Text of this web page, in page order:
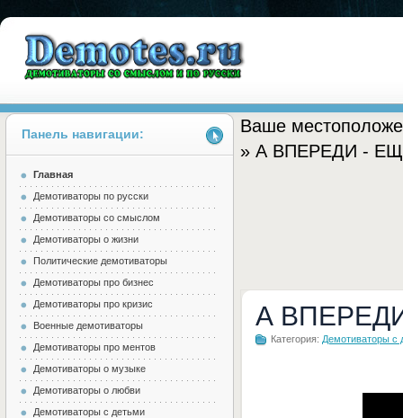
Demotes.ru
Ваше
» А ВПЕРЕДИ -
А
Категория: Демотиваторы с
Панель навигации:
Главная
Демотиваторы по русски
Демотиваторы со смыслом
Демотиваторы о жизни
Политические демотиваторы
Демотиваторы про бизнес
Демотиваторы про кризис
Военные демотиваторы
Демотиваторы про ментов
Демотиваторы о музыке
Демотиваторы о любви
Демотиваторы с детьми